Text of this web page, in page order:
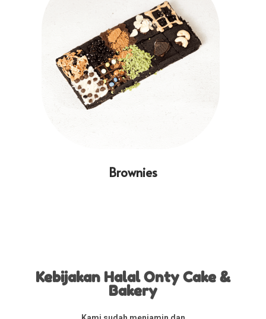
Brownies
Kebijakan Halal Onty Cake &
Bakery